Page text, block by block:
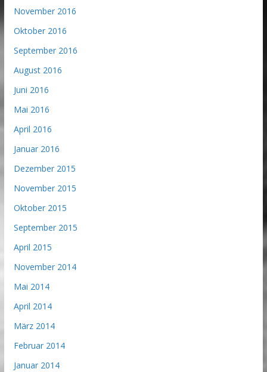
November 2016
Oktober 2016
September 2016
August 2016
Juni 2016
Mai 2016
April 2016
Januar 2016
Dezember 2015
November 2015
Oktober 2015
September 2015
April 2015
November 2014
Mai 2014
April 2014
März 2014
Februar 2014
Januar 2014